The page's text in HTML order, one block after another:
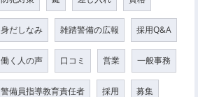
身だしなみ 雑踏警備の広報 採用Q&A
働く人の声 口コミ 営業 一般事務
警備員指導教育責任者 採用 募集